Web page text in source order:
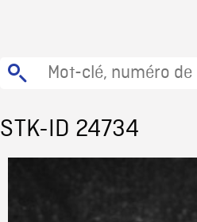
STK-ID 24734